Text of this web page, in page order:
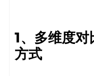
低
代
1、多维度
方式